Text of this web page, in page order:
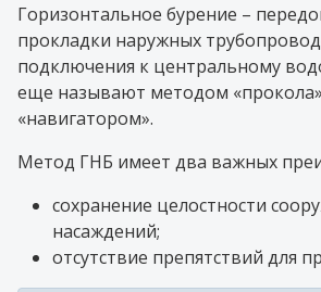
Горизонтальное бурение –
прокладки наружных
подключения к центральному
еще называют методом
«навигатором».
Метод ГНБ имеет два важных
сохранение целостности
насаждений;
отсутствие препятствий для